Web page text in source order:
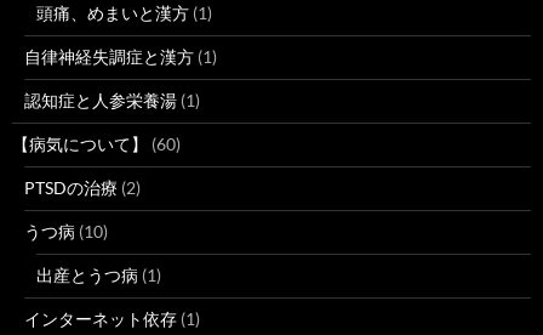
頭痛、めまいと漢方 (1)
自律神経失調症と漢方 (1)
認知症と人参栄養湯 (1)
【病気について】 (60)
PTSDの治療 (2)
うつ病 (10)
出産とうつ病 (1)
インターネット依存 (1)